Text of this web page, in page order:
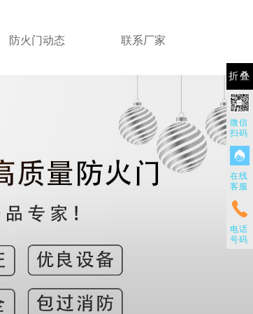
折叠
微信
扫码
在线
客服
电话
号码
防火门动态 联系厂家